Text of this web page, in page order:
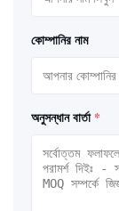
কোম্পানির নাম
অনুসন্ধান বার্তা *